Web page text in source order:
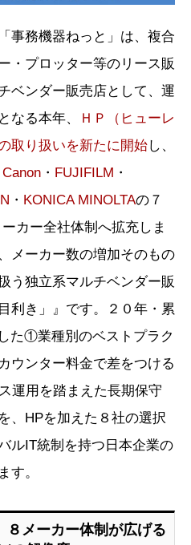
事務機器ねっと」は、複合
・プロッター等のリース販
ベンダー販売店として、運
なる本年、
ＨＰ（ヒューレ
取り扱いを新たに開始し、
Canon ・ FUJIFILM ・
・ KONICA MINOLTAの７
カー全社体制へ拡充しま
メーカー数の増加そのもの
う独立系マルチベンダー販
利き」』です。２０年・累
た①業種別のベストプラク
ウンター料金で差をつける
運用を踏まえた長期保守
、HPを加えた８社の選択
ルIT統制を持つ日本企業の
す。
８メーカー体制が広げる